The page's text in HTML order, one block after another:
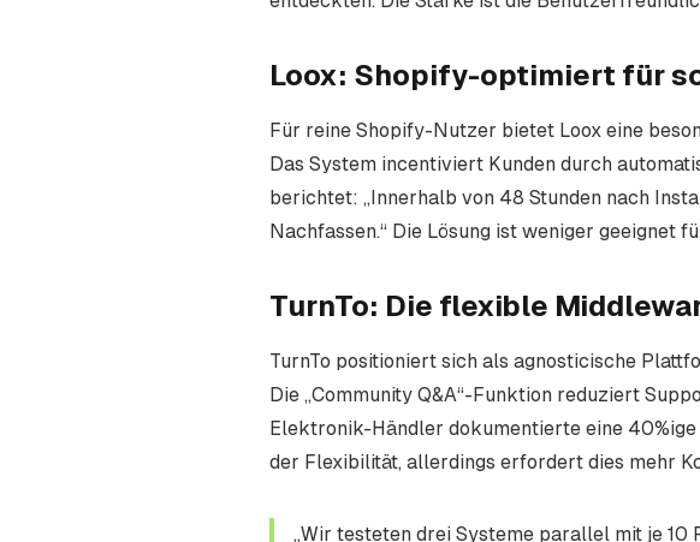
Loox: Shopify-optimiert für
Für reine Shopify-Nutzer bietet Loox eine
Das System incentiviert Kunden durch
berichtet: „Innerhalb von 48 Stunden nach
Nachfassen.“ Die Lösung ist weniger geeignet
TurnTo: Die flexible
TurnTo positioniert sich als agnosticische
Die „Community Q&A“-Funktion reduziert
Elektronik-Händler dokumentierte eine
der Flexibilität, allerdings erfordert dies mehr
„Wir testeten drei Systeme parallel mit je